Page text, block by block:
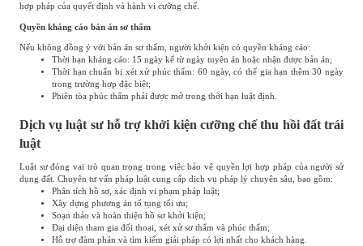
hợp pháp của quyết định và hành vi cưỡng chế.
Quyền kháng cáo bản án sơ thẩm
Nếu không đồng ý với bản án sơ thẩm, người khởi kiện có quyền kháng cáo:
Thời hạn kháng cáo: 15 ngày kể từ ngày tuyên án hoặc nhận được bản án;
Thời hạn chuẩn bị xét xử phúc thẩm: 60 ngày, có thể gia hạn thêm 30 ngày
trong trường hợp đặc biệt;
Phiên tòa phúc thẩm phải được mở trong thời hạn luật định.
Dịch vụ luật sư hỗ trợ khởi kiện cưỡng chế thu hồi đất trái
luật
Luật sư đóng vai trò quan trọng trong việc bảo vệ quyền lợi hợp pháp của người sử
dụng đất. Chuyên tư vấn pháp luật cung cấp dịch vụ pháp lý chuyên sâu, bao gồm:
Phân tích hồ sơ, xác định vi phạm pháp luật;
Xây dựng phương án tố tụng tối ưu;
Soạn thảo và hoàn thiện hồ sơ khởi kiện;
Đại diện tham gia đối thoại, xét xử sơ thẩm và phúc thẩm;
Hỗ trợ đàm phán và tìm kiếm giải pháp có lợi nhất cho khách hàng.